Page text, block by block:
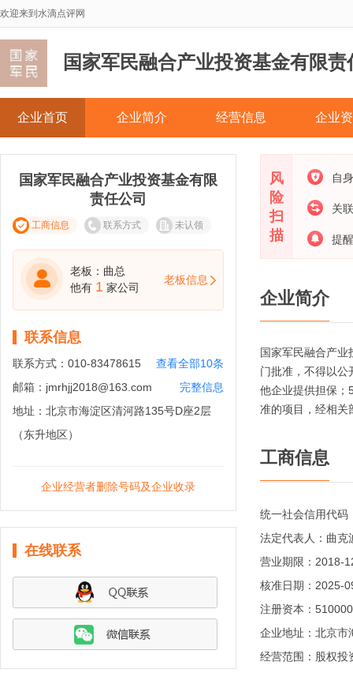
欢迎来到水滴点评网
国家军民融合产业投资基金有限责
企业首页 企业简介 经营信息 企业
国家军民融合产业投资基金有限
责任公司
工商信息 联系方式 未认领
老板：曲总
他有 1 家公司
老板信息
联系信息
联系方式： 010-83478615
查看全部10条
邮箱： jmrhjj2018@163.com
完整信息
地址： 北京市海淀区清河路135号D座2层
（东升地区）
企业经营者删除号码及企业收录
在线联系
风
险
扫
描
自
关
提
企业简介
国家军民融合产
门批准，不得以公
他企业提供担保；
准的项目，经相关
工商信息
统一社会信用代码
法定代表人： 曲克
营业期限： 2018-
核准日期： 2025-
注册资本：
企业地址： 北京市
经营范围： 股权投